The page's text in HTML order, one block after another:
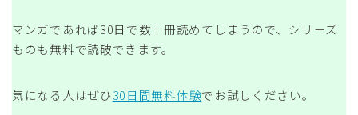
マンガであれば30日で数十冊読めてしまうので、シリーズ
ものも無料で読破できます。
気になる人はぜひ30日間無料体験でお試しください。